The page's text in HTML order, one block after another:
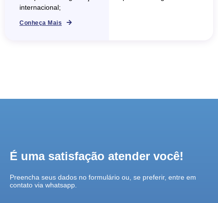
internacional;
Conheça Mais
É uma satisfação atender você!
Preencha seus dados no formulário ou, se preferir, entre em
contato via whatsapp.